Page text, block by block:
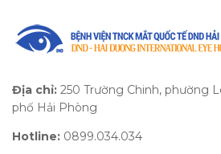
Địa chỉ: 250 Trường Chinh, phường
phố Hải Phòng
Hotline: 0899.034.034